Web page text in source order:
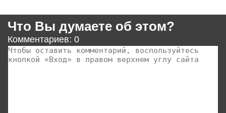
Что Вы думаете об этом?
Комментариев: 0